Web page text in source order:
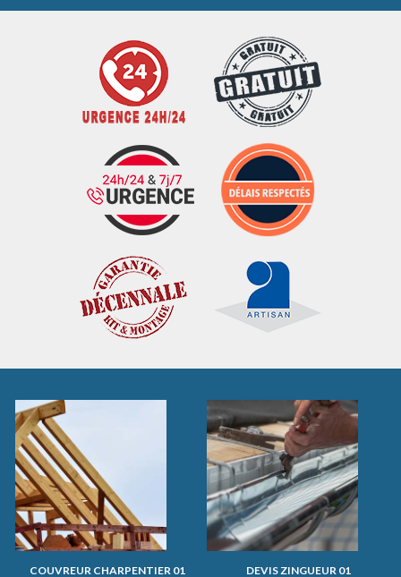
COUVREUR CHARPENTIER 01 DEVIS ZINGUEUR 01